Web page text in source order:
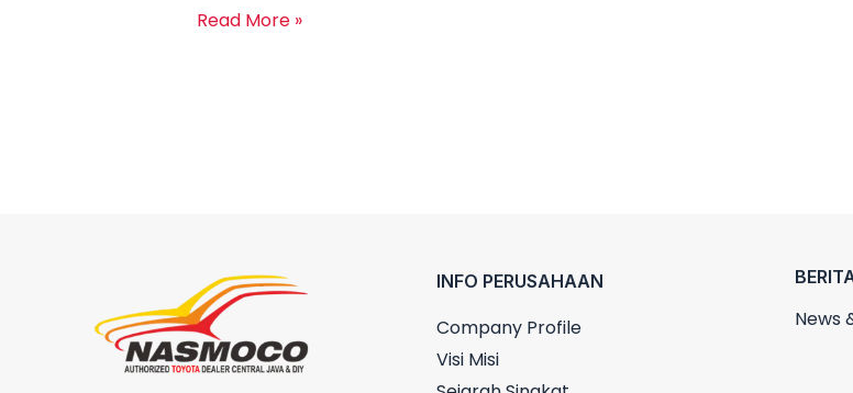
Mulai
Read More »
INFO PERUSAHAAN
Company Profile
Visi Misi
News